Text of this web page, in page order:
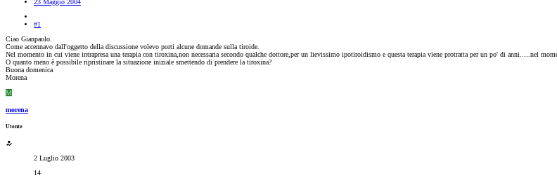
#1
Ciao Gianpaolo.
Come accennavo dall'oggetto della discussione volevo porti alcune domande sulla tiroide.
Nel momento in cui viene intrapresa una terapia con tiroxina,non necessaria secondo qualche dottore,per un lievissimo ipotiroidismo e questa terapia viene protratta per un po' di anni.....nel
O quanto meno è possibile ripristinare la situazione iniziale smettendo di prendere la tiroxina?
Buona domenica
Morena
M
morena
Utente
2 Luglio 2003
14